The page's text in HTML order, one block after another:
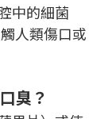
中的細菌
人類傷口或
臭？